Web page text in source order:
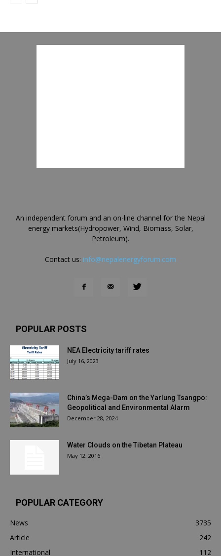
An independent forum and an on-line channel for the Nepal
energy markets(Hydropower, Wind, Biomass, Solar,
Petroleum).
Contact us: info@nepalenergyforum.com
POPULAR POSTS
NEA Electricity tariff rates
July 16, 2023
China’s Mega-Dam on the Yarlung Tsangpo:
Geopolitical and Environmental Alarm
December 28, 2024
Water Clouds on the Tibetan Plateau
May 12, 2016
POPULAR CATEGORY
News
3735
Article
242
International
112